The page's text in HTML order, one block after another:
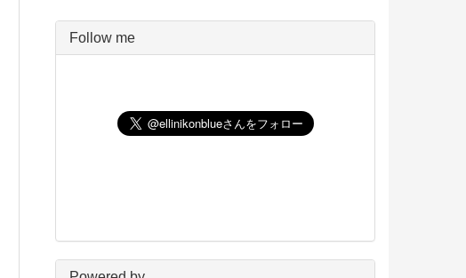
Pico
UNIX 198
PukiWiki 18
日々の出来事 160
電子書籍
Follow me